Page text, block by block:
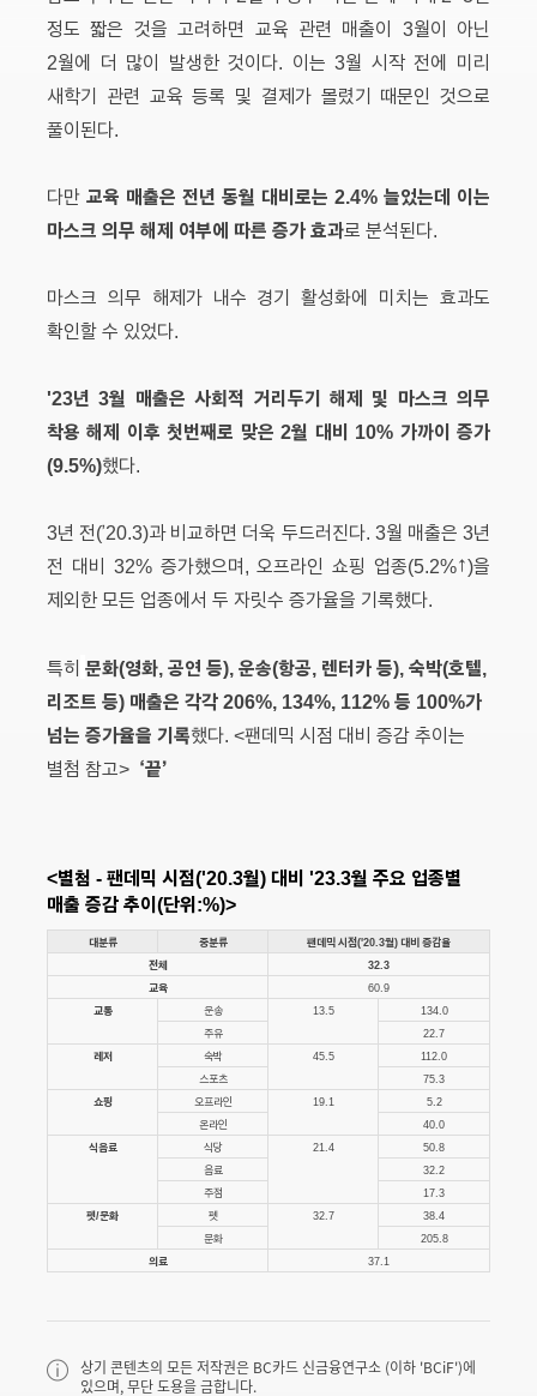
정도 짧은 것을 고려하면 교육 관련 매출이 3월이 아닌
2월에 더 많이 발생한 것이다. 이는 3월 시작 전에 미리
새학기 관련 교육 등록 및 결제가 몰렸기 때문인 것으로
풀이된다.
다만 교육 매출은 전년 동월 대비로는 2.4% 늘었는데 이는
마스크 의무 해제 여부에 따른 증가 효과로 분석된다.
마스크 의무 해제가 내수 경기 활성화에 미치는 효과도
확인할 수 있었다.
'23년 3월 매출은 사회적 거리두기 해제 및 마스크 의무
착용 해제 이후 첫번째로 맞은 2월 대비 10% 가까이 증가
(9.5%)했다.
3년 전(’20.3)과 비교하면 더욱 두드러진다. 3월 매출은 3년
전 대비 32% 증가했으며, 오프라인 쇼핑 업종(5.2%↑)을
제외한 모든 업종에서 두 자릿수 증가율을 기록했다.
특히 문화(영화, 공연 등), 운송(항공, 렌터카 등), 숙박(호텔,
리조트 등) 매출은 각각 206%, 134%, 112% 등 100%가
넘는 증가율을 기록했다. <팬데믹 시점 대비 증감 추이는
별첨 참고> ‘끝’
<별첨 - 팬데믹 시점('20.3월) 대비 '23.3월 주요 업종별
매출 증감 추이(단위:%)>
대분류 중분류
팬데믹 시점('20.3월) 대비 증감율
전체
32.3
교육
60.9
교통
운송 13.5
134.0
주유
22.7
레저
숙박 45.5
112.0
스포츠
75.3
쇼핑
오프라인 19.1
5.2
온라인
40.0
식음료
식당 21.4
50.8
음료
32.2
주점
17.3
펫/문화
펫 32.7
38.4
문화
205.8
의료
37.1
상기 콘텐츠의 모든 저작권은 BC카드 신금융연구소 (이하 'BCiF')에
있으며, 무단 도용을 금합니다.